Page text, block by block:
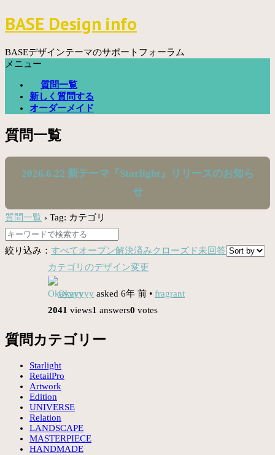
コ
ン
ン
ツ
BASE Design info
BASEデザインテーマのサポートフォーラム
メニュー
質問一覧
新しく質問する
オーダーメイド
質問一覧
2026.6.22 新テーマ『Starlight』リリースのお知ら
せ
質問一覧 › Tag: カテゴリ
絞り込み： すべてオープン解決済みクローズド未回答
カテゴリのデザイン変更
Okayyyy asked 6年 前 • fragrant
2041 views1 answers0 votes
質問カテゴリー
Starlight
RetailPro
Artwork
Edition
UNIVERSE
Relation
LANDSCAPE
MASTERPIECE
HANDMADE